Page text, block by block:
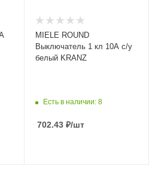
MIELE ROUND
Выключатель 1 кл 10А с/у
белый KRANZ
Есть в наличии: 8
702.43 ₽/шт